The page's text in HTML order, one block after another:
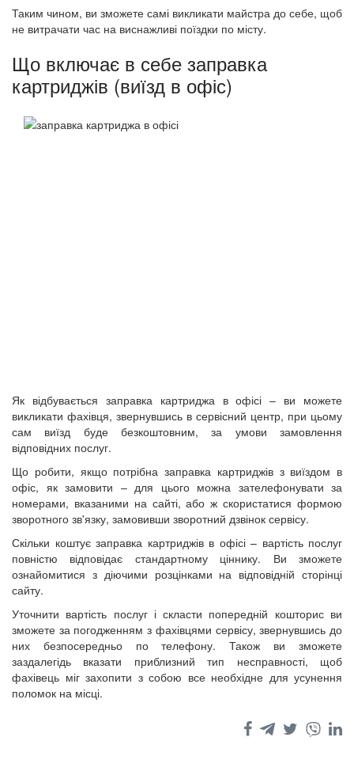
Таким чином, ви зможете самі викликати майстра до себе, щоб
не витрачати час на виснажливі поїздки по місту.
Що включає в себе заправка
картриджів (виїзд в офіс)
Як відбувається заправка картриджа в офісі – ви можете
викликати фахівця, звернувшись в сервісний центр, при цьому
сам виїзд буде безкоштовним, за умови замовлення
відповідних послуг.
Що робити, якщо потрібна заправка картриджів з виїздом в
офіс, як замовити – для цього можна зателефонувати за
номерами, вказаними на сайті, або ж скористатися формою
зворотного зв'язку, замовивши зворотний дзвінок сервісу.
Скільки коштує заправка картриджів в офісі – вартість послуг
повністю відповідає стандартному ціннику. Ви зможете
ознайомитися з діючими розцінками на відповідній сторінці
сайту.
Уточнити вартість послуг і скласти попередній кошторис ви
зможете за погодженням з фахівцями сервісу, звернувшись до
них безпосередньо по телефону. Також ви зможете
заздалегідь вказати приблизний тип несправності, щоб
фахівець міг захопити з собою все необхідне для усунення
поломок на місці.